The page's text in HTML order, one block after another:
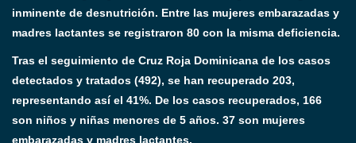
inminente de desnutrición. Entre las mujeres embarazadas y
madres lactantes se registraron 80 con la misma deficiencia.
Tras el seguimiento de Cruz Roja Dominicana de los casos
detectados y tratados (492), se han recuperado 203,
representando así el 41%. De los casos recuperados, 166
son niños y niñas menores de 5 años. 37 son mujeres
embarazadas y madres lactantes.